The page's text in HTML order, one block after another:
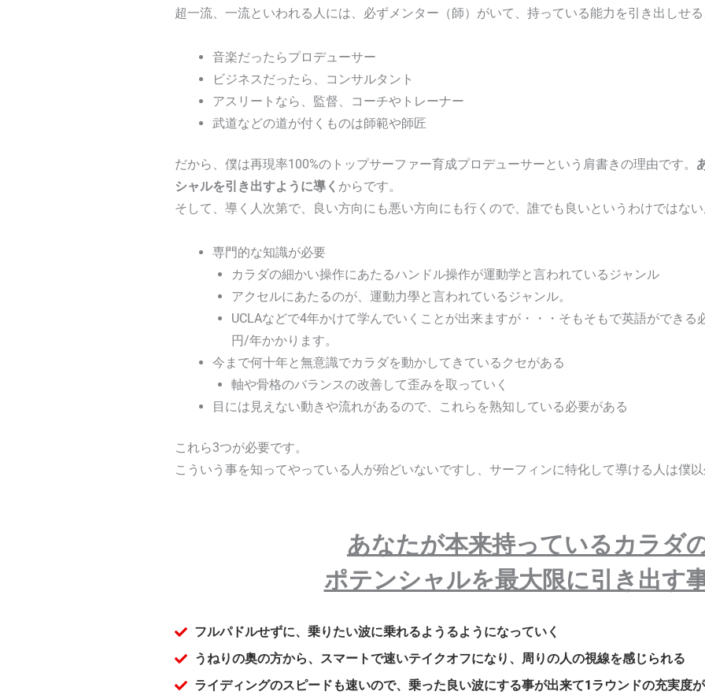
超一流、一流といわれる人には、必ずメンター（師）がいて、持っている能力を引き出しせる
音楽だったらプロデューサー
ビジネスだったら、コンサルタント
アスリートなら、監督、コーチやトレーナー
武道などの道が付くものは師範や師匠
だから、僕は再現率100%のトップサーファー育成プロデューサーという肩書きの理由です。
シャルを引き出すように導く からです。
そして、導く人次第で、良い方向にも悪い方向にも行くので、誰でも良いというわけではない
専門的な知識が必要
カラダの細かい操作にあたるハンドル操作が運動学と言われているジャンル
アクセルにあたるのが、運動力學と言われているジャンル。
UCLAなどで4年かけて学んでいくことが出来ますが・・・そもそもで英語ができ
円/年かかります。
今まで何十年と無意識でカラダを動かしてきているクセがある
軸や骨格のバランスの改善して歪みを取っていく
目には見えない動きや流れがあるので、これらを熟知している必要がある
これら3つが必要です。
こういう事を知ってやっている人が殆どいないですし、サーフィンに特化して導ける人は僕以
あなたが本来持っているカラダ
ポテンシャルを最大限に引き出す
フルパドルせずに、乗りたい波に乗れるようるようになっていく
うねりの奥の方から、スマートで速いテイクオフになり、周りの人の視線を感じられる
ライディングのスピードも速いので、乗った良い波にする事が出来て1ラウンドの充実度